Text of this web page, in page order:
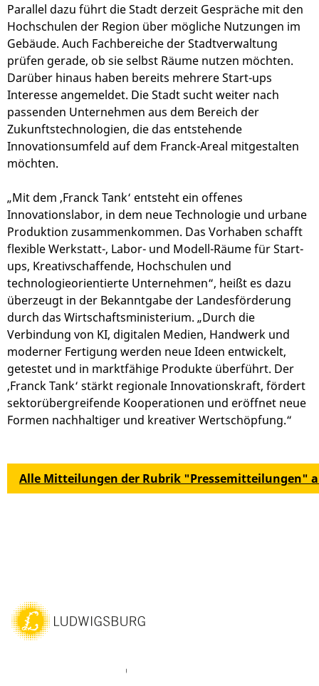
Parallel dazu führt die Stadt derzeit Gespräche mit den
Hochschulen der Region über mögliche Nutzungen im
Gebäude. Auch Fachbereiche der Stadtverwaltung
prüfen gerade, ob sie selbst Räume nutzen möchten.
Darüber hinaus haben bereits mehrere Start-ups
Interesse angemeldet. Die Stadt sucht weiter nach
passenden Unternehmen aus dem Bereich der
Zukunftstechnologien, die das entstehende
Innovationsumfeld auf dem Franck-Areal mitgestalten
möchten.
„Mit dem ‚Franck Tank‘ entsteht ein offenes
Innovationslabor, in dem neue Technologie und urbane
Produktion zusammenkommen. Das Vorhaben schafft
flexible Werkstatt-, Labor- und Modell-Räume für Start-
ups, Kreativschaffende, Hochschulen und
technologieorientierte Unternehmen“, heißt es dazu
überzeugt in der Bekanntgabe der Landesförderung
durch das Wirtschaftsministerium. „Durch die
Verbindung von KI, digitalen Medien, Handwerk und
moderner Fertigung werden neue Ideen entwickelt,
getestet und in marktfähige Produkte überführt. Der
‚Franck Tank‘ stärkt regionale Innovationskraft, fördert
sektorübergreifende Kooperationen und eröffnet neue
Formen nachhaltiger und kreativer Wertschöpfung.“
Alle Mitteilungen der Rubrik "Pressemitteilungen"
LinkedIn